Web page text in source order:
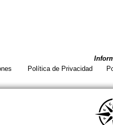
Política de Privacidad